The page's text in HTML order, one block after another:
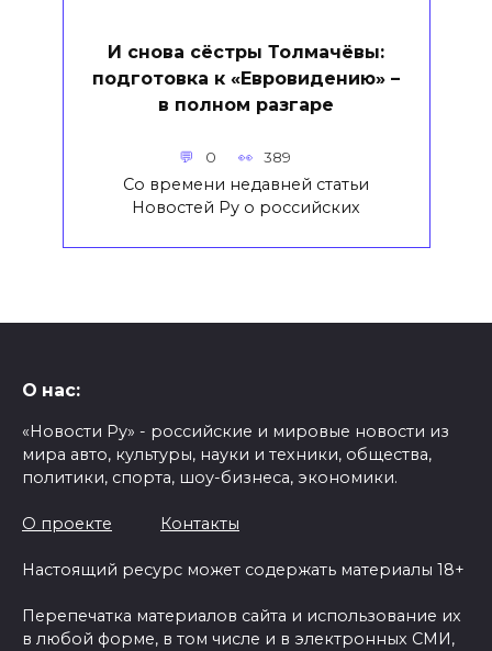
И снова сёстры Толмачёвы:
подготовка к «Евровидению» –
в полном разгаре
0 389
Со времени недавней статьи
Новостей Ру о российских
О нас:
«Новости Ру» - российские и мировые новости из
мира авто, культуры, науки и техники, общества,
политики, спорта, шоу-бизнеса, экономики.
О проекте Контакты
Настоящий ресурс может содержать материалы 18+
Перепечатка материалов сайта и использование их
в любой форме, в том числе и в электронных СМИ,